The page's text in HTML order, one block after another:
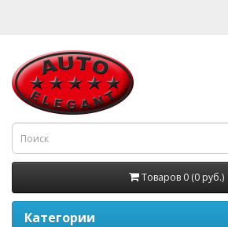
Товаров 0 (0 руб.)
Категории